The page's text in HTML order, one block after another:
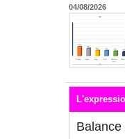
04/08/2026